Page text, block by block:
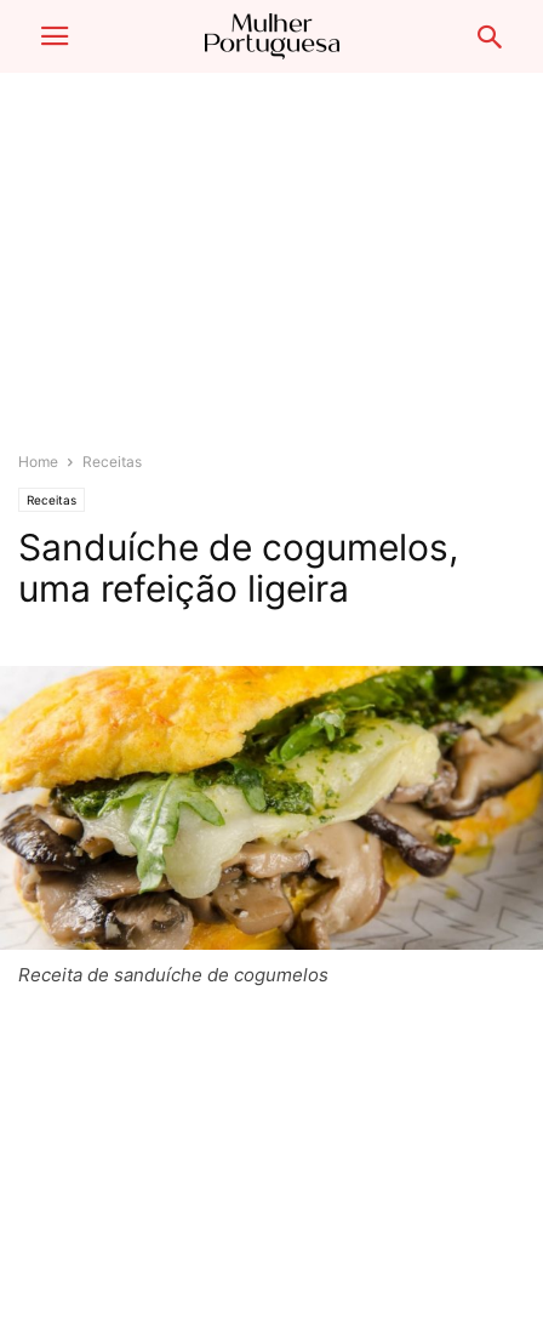
Home Receitas
Receitas
Sanduíche de cogumelos,
uma refeição ligeira
Receita de sanduíche de cogumelos